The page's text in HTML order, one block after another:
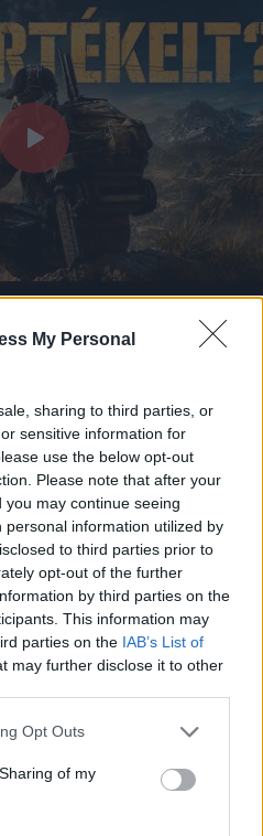
My Personal
sharing to third parties, or
sensitive information for
use the below opt-out
Please note that after your
may continue seeing
information utilized by
to third parties prior to
opt-out of the further
by third parties on the
This information may
parties on the IAB’s List of
may further disclose it to other
Opt Outs
of my